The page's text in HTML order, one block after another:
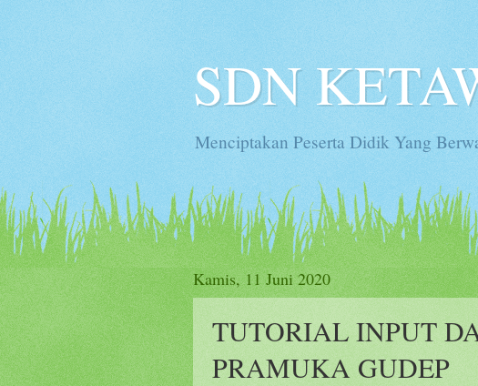
SDN
Menciptakan Peserta Didik Yang
Kamis, 11 Juni 2020
TUTORIAL INPUT
PRAMUKA GUDEP